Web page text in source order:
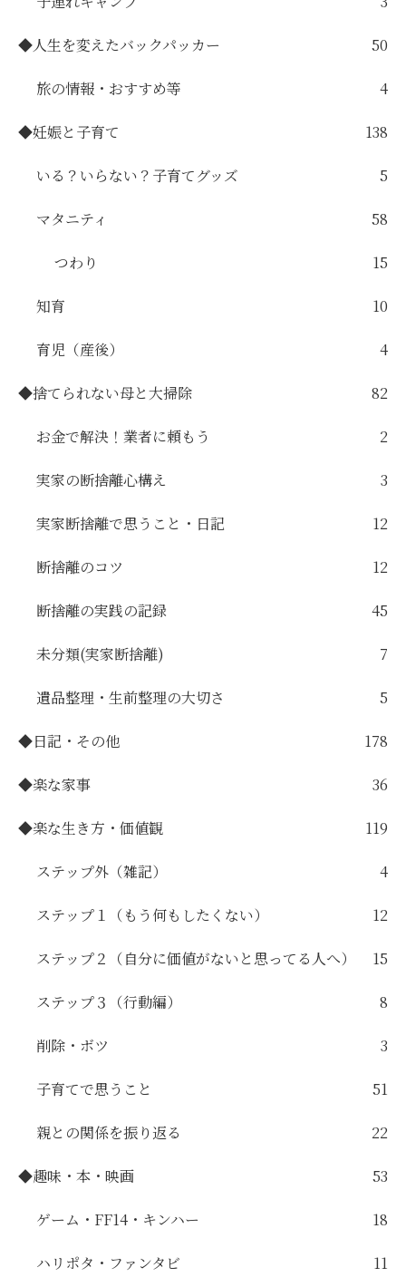
◆人生を変えたバックパッカー 50
旅の情報・おすすめ等 4
◆妊娠と子育て 138
いる？いらない？子育てグッズ 5
マタニティ 58
つわり 15
知育 10
育児（産後） 4
◆捨てられない母と大掃除 82
お金で解決！業者に頼もう 2
実家の断捨離心構え 3
実家断捨離で思うこと・日記 12
断捨離のコツ 12
断捨離の実践の記録 45
未分類(実家断捨離) 7
遺品整理・生前整理の大切さ 5
◆日記・その他 178
◆楽な家事 36
◆楽な生き方・価値観 119
ステップ外（雑記） 4
ステップ１（もう何もしたくない） 12
ステップ２（自分に価値がないと思ってる人へ） 15
ステップ３（行動編） 8
削除・ボツ 3
子育てで思うこと 51
親との関係を振り返る 22
◆趣味・本・映画 53
ゲーム・FF14・キンハー 18
ハリポタ・ファンタビ 11